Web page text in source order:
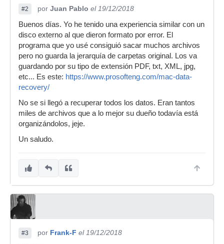
#2 por Juan Pablo el 19/12/2018
Buenos días. Yo he tenido una experiencia similar con un
disco externo al que dieron formato por error. El
programa que yo usé consiguió sacar muchos archivos
pero no guarda la jerarquía de carpetas original. Los va
guardando por su tipo de extensión PDF, txt, XML, jpg,
etc... Es este: https://www.prosofteng.com/mac-data-
recovery/
No se si llegó a recuperar todos los datos. Eran tantos
miles de archivos que a lo mejor su dueño todavía está
organizándolos, jeje.
Un saludo.
#3 por Frank-F el 19/12/2018